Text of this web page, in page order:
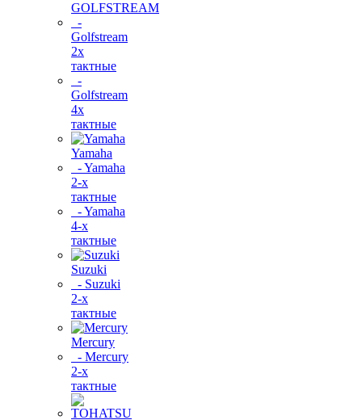
GOLFSTREAM
-
Golfstream
2х
тактные
-
Golfstream
4х
тактные
Yamaha
- Yamaha
2-х
тактные
- Yamaha
4-х
тактные
Suzuki
- Suzuki
2-х
тактные
Mercury
- Mercury
2-х
тактные